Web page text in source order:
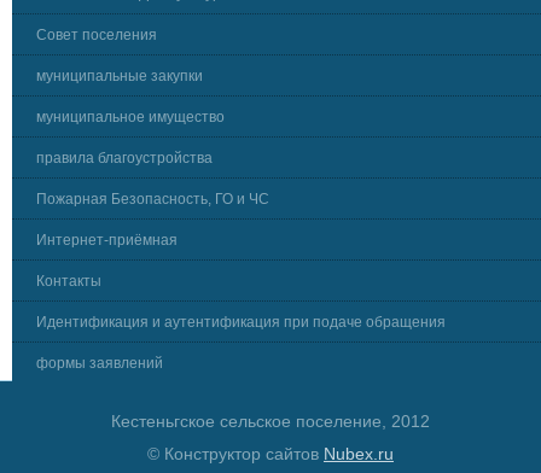
Совет поселения
муниципальные закупки
муниципальное имущество
правила благоустройства
Пожарная Безопасность, ГО и ЧС
Интернет-приёмная
Контакты
Идентификация и аутентификация при подаче обращения
формы заявлений
Кестеньгское сельское поселение, 2012
© Конструктор сайтов Nubex.ru